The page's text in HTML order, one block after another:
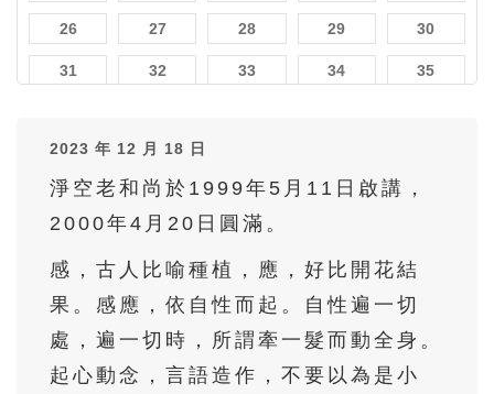
26 27 28 29 30
31 32 33 34 35
41 42
46 47 48 49
52 53
56 57 58 59
61 62 64
66 68 69
2023 年 12 月 18 日
淨空老和尚於1999年5月11日啟講，
2000年4月20日圓滿。
感，古人比喻種植，應，好比開花結
果。感應，依自性而起。自性遍一切
處，遍一切時，所謂牽一髮而動全身。
起心動念，言語造作，不要以為是小